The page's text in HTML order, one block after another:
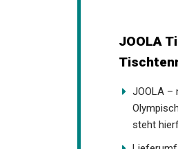
JOOLA
JOOLA –
der